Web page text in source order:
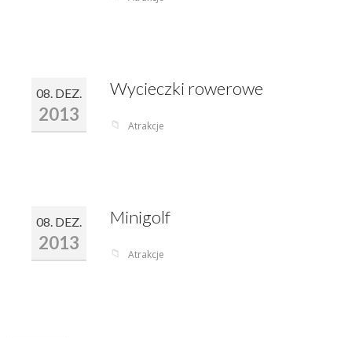
08. DEZ.
2013
Wycieczki rowerowe
📁 Atrakcje
08. DEZ.
2013
Minigolf
📁 Atrakcje